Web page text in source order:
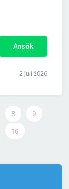
Ansök
2 juli 2026
8 9
16